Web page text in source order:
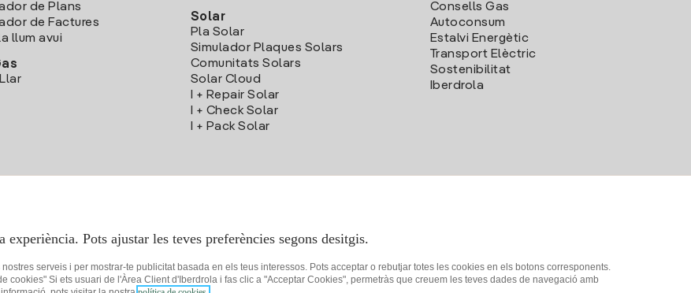
de Plans
de Factures
llum avui
Solar
Pla Solar
Simulador Plaques Solars
Comunitats Solars
Solar Cloud
I + Repair Solar
I + Check Solar
I + Pack Solar
Consells Gas
Autoconsum
Estalvi Energètic
Transport Elèctric
Sostenibilitat
Iberdrola
Pots ajustar les teves preferències segons desitgis.
serveis i per mostrar-te publicitat basada en els teus interessos. Pots acceptar o rebutjar totes les cookies en els botons corresponents.
cookies" Si ets usuari de l'Àrea Client d'Iberdrola i fas clic a "Acceptar Cookies", permetràs que creuem les teves dades de navegació amb